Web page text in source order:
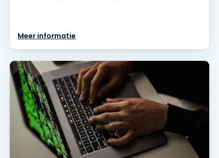
Meer informatie